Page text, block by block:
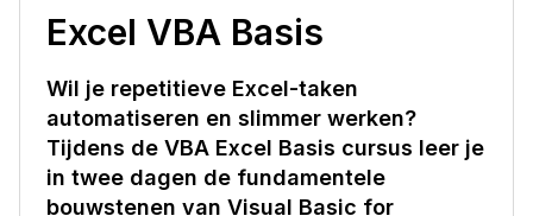
Excel VBA Basis
Wil je repetitieve Excel-taken
automatiseren en slimmer werken?
Tijdens de VBA Excel Basis cursus leer je
in twee dagen de fundamentele
bouwstenen van Visual Basic for